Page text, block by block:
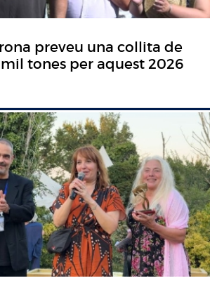
preveu una collita de
tones per aquest 2026